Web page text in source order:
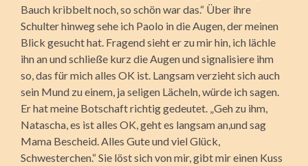
Bauch kribbelt noch, so schön war das.“ Über ihre
Schulter hinweg sehe ich Paolo in die Augen, der meinen
Blick gesucht hat. Fragend sieht er zu mir hin, ich lächle
ihn an und schließe kurz die Augen und signalisiere ihm
so, das für mich alles OK ist. Langsam verzieht sich auch
sein Mund zu einem, ja seligen Lächeln, würde ich sagen.
Er hat meine Botschaft richtig gedeutet. „Geh zu ihm,
Natascha, es ist alles OK, geht es langsam an,und sag
Mama Bescheid. Alles Gute und viel Glück,
Schwesterchen.“ Sie löst sich von mir, gibt mir einen Kuss